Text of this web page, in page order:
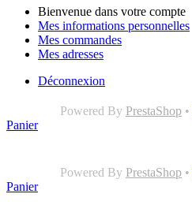
Bienvenue dans votre compte
Mes informations personnelles
Mes commandes
Mes adresses
Déconnexion
Powered By PrestaShop •
Panier
Powered By PrestaShop •
Panier